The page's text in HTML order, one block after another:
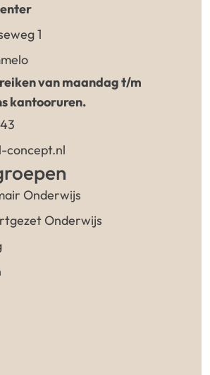
1
van maandag t/m
kantooruren.
concept.nl
Onderwijs
Onderwijs